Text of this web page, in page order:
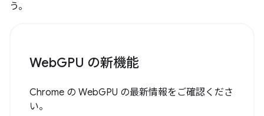
う。
WebGPU の新機能
Chrome の WebGPU の最新情報をご確認くださ
い。